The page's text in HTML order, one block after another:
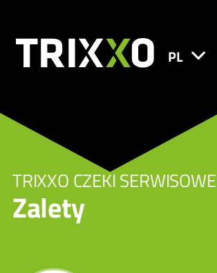
PL
TRIXXO CZEKI SERWISOWE
Zalety